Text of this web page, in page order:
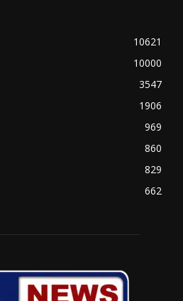
10621
10000
3547
1906
969
860
829
662